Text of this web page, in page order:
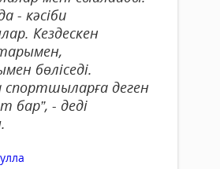
- кәсіби
Кездескен
бөліседі.
деген
бар”, - деді